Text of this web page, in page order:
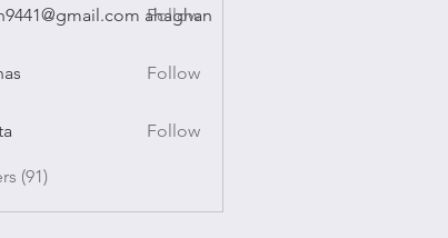
ahaghan ahaghan
Follow
Follow
Follow
(91)